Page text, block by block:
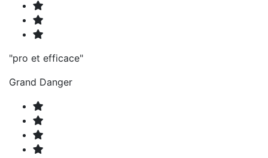
"pro et efficace"
Grand Danger